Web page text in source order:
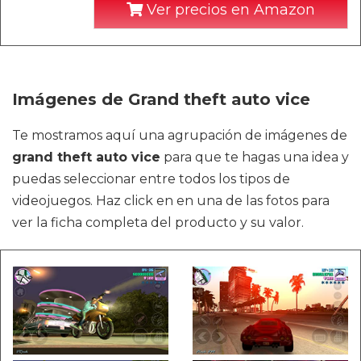
Ver precios en Amazon
Imágenes de Grand theft auto vice
Te mostramos aquí una agrupación de imágenes de
grand theft auto vice para que te hagas una idea y
puedas seleccionar entre todos los tipos de
videojuegos. Haz click en en una de las fotos para
ver la ficha completa del producto y su valor.